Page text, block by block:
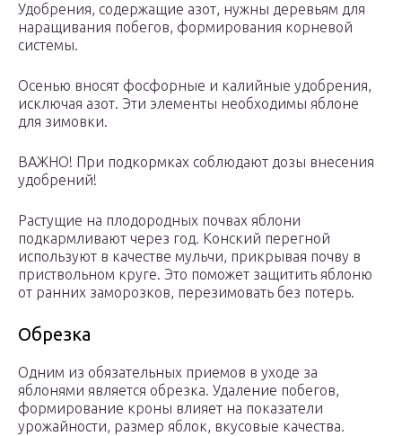
Удобрения, содержащие азот, нужны деревьям для
наращивания побегов, формирования корневой
системы.
Осенью вносят фосфорные и калийные удобрения,
исключая азот. Эти элементы необходимы яблоне
для зимовки.
ВАЖНО! При подкормках соблюдают дозы внесения
удобрений!
Растущие на плодородных почвах яблони
подкармливают через год. Конский перегной
используют в качестве мульчи, прикрывая почву в
приствольном круге. Это поможет защитить яблоню
от ранних заморозков, перезимовать без потерь.
Обрезка
Одним из обязательных приемов в уходе за
яблонями является обрезка. Удаление побегов,
формирование кроны влияет на показатели
урожайности, размер яблок, вкусовые качества.